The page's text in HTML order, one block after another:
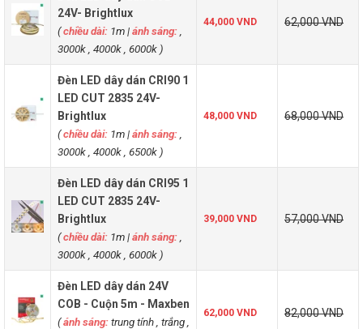
24V- Brightlux
(chiều dài: 1m|ánh sáng:
3000k , 4000k , 6000k )
44,000 VND 62,000 VND
Đèn LED dây dán CRI90 1
LED CUT 2835 24V-
Brightlux
(chiều dài: 1m|ánh sáng:
3000k , 4000k , 6500k )
48,000 VND 68,000 VND
Đèn LED dây dán CRI95 1
LED CUT 2835 24V-
Brightlux
(chiều dài: 1m|ánh sáng:
3000k , 4000k , 6000k )
39,000 VND 57,000 VND
Đèn LED dây dán 24V
COB - Cuộn 5m - Maxben
(ánh sáng:trung tính , trắng ,
62,000 VND 82,000 VND